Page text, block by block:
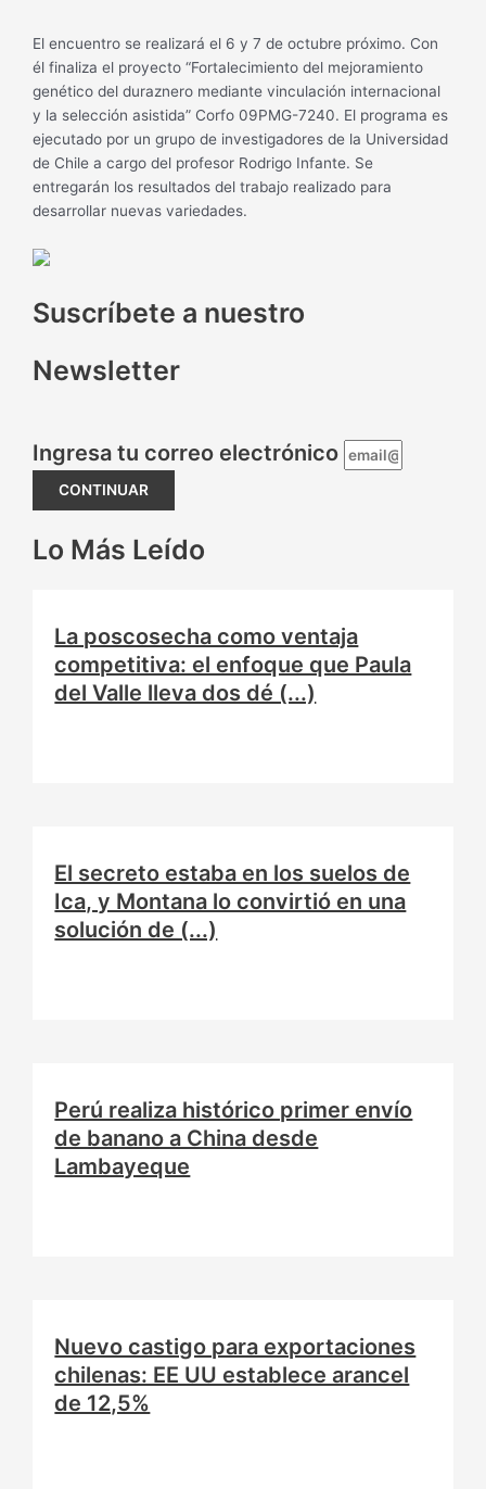
El encuentro se realizará el 6 y 7 de octubre próximo. Con
él finaliza el proyecto “Fortalecimiento del mejoramiento
genético del duraznero mediante vinculación internacional
y la selección asistida” Corfo 09PMG-7240. El programa es
ejecutado por un grupo de investigadores de la Universidad
de Chile a cargo del profesor Rodrigo Infante. Se
entregarán los resultados del trabajo realizado para
desarrollar nuevas variedades.
Suscríbete a nuestro
Newsletter
Ingresa tu correo electrónico
CONTINUAR
Lo Más Leído
La poscosecha como ventaja
competitiva: el enfoque que Paula
del Valle lleva dos dé (...)
El secreto estaba en los suelos de
Ica, y Montana lo convirtió en una
solución de (...)
Perú realiza histórico primer envío
de banano a China desde
Lambayeque
Nuevo castigo para exportaciones
chilenas: EE UU establece arancel
de 12,5%